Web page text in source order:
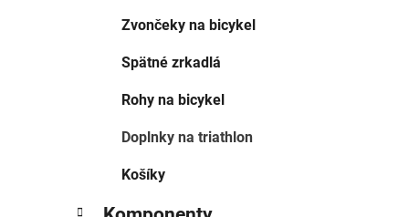
Zvončeky na bicykel
Spätné zrkadlá
Rohy na bicykel
Doplnky na triathlon
Košíky